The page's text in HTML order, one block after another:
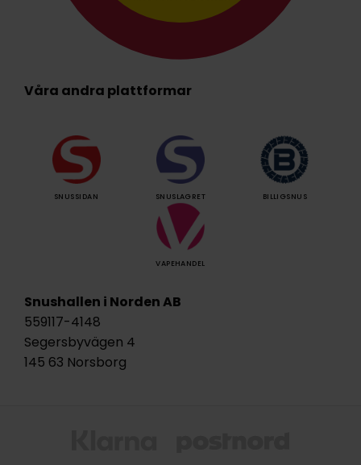
Våra andra plattformar
SNUSSIDAN SNUSLAGRET BILLIGSNUS
VAPEHANDEL
Snushallen i Norden AB
559117-4148
Segersbyvägen 4
145 63 Norsborg